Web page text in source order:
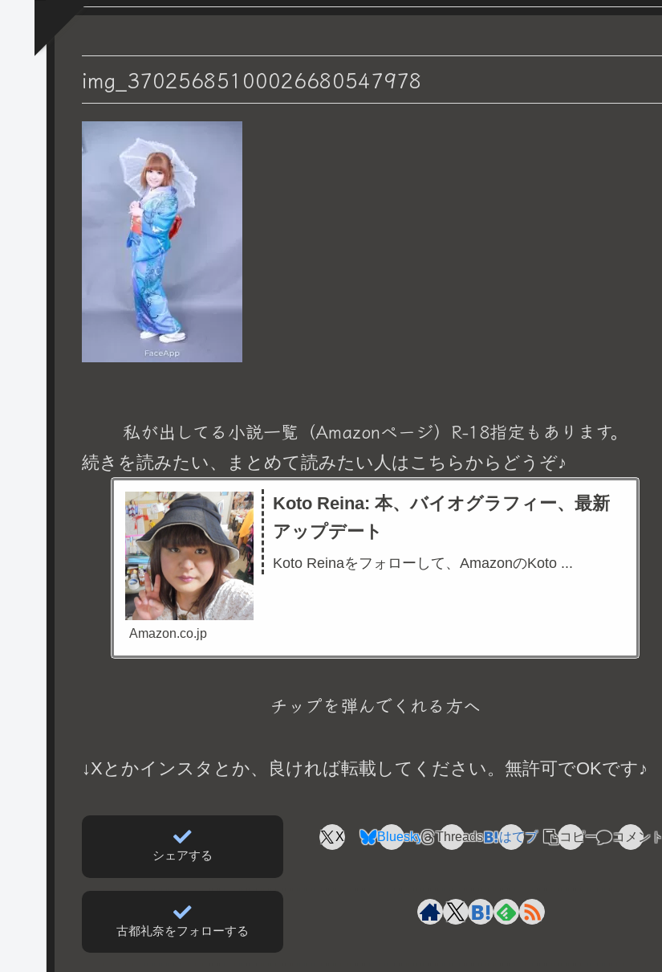
img_37025685100026680547978
私が出してる小説一覧（Amazonページ）R-18指定もあります。
続きを読みたい、まとめて読みたい人はこちらからどうぞ♪
Koto Reina: 本、バイオグラフィー、最新
アップデート
Koto Reinaをフォローして、AmazonのKoto ...
Amazon.co.jp
チップを弾んでくれる方へ
↓Xとかインスタとか、良ければ転載してください。無許可でOKです♪
シェアする
X Bluesky Threads はてブ コピー コメント
古都礼奈をフォローする